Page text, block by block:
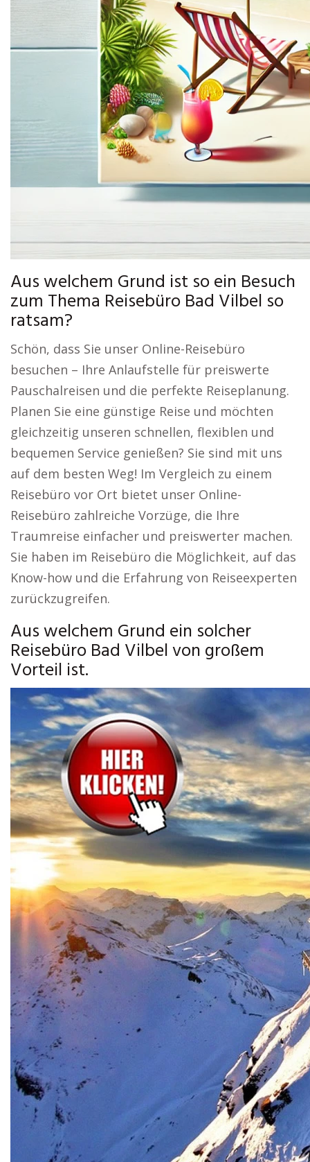
Aus welchem Grund ist so ein Besuch
zum Thema Reisebüro Bad Vilbel so
ratsam?
Schön, dass Sie unser Online-Reisebüro
besuchen – Ihre Anlaufstelle für preiswerte
Pauschalreisen und die perfekte Reiseplanung.
Planen Sie eine günstige Reise und möchten
gleichzeitig unseren schnellen, flexiblen und
bequemen Service genießen? Sie sind mit uns
auf dem besten Weg! Im Vergleich zu einem
Reisebüro vor Ort bietet unser Online-
Reisebüro zahlreiche Vorzüge, die Ihre
Traumreise einfacher und preiswerter machen.
Sie haben im Reisebüro die Möglichkeit, auf das
Know-how und die Erfahrung von Reiseexperten
zurückzugreifen.
Aus welchem Grund ein solcher
Reisebüro Bad Vilbel von großem
Vorteil ist.